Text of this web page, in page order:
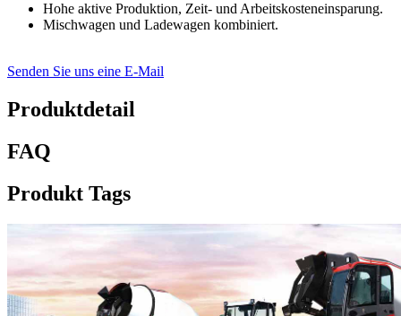
Hohe aktive Produktion, Zeit- und Arbeitskosteneinsparung.
Mischwagen und Ladewagen kombiniert.
Senden Sie uns eine E-Mail
Produktdetail
FAQ
Produkt Tags